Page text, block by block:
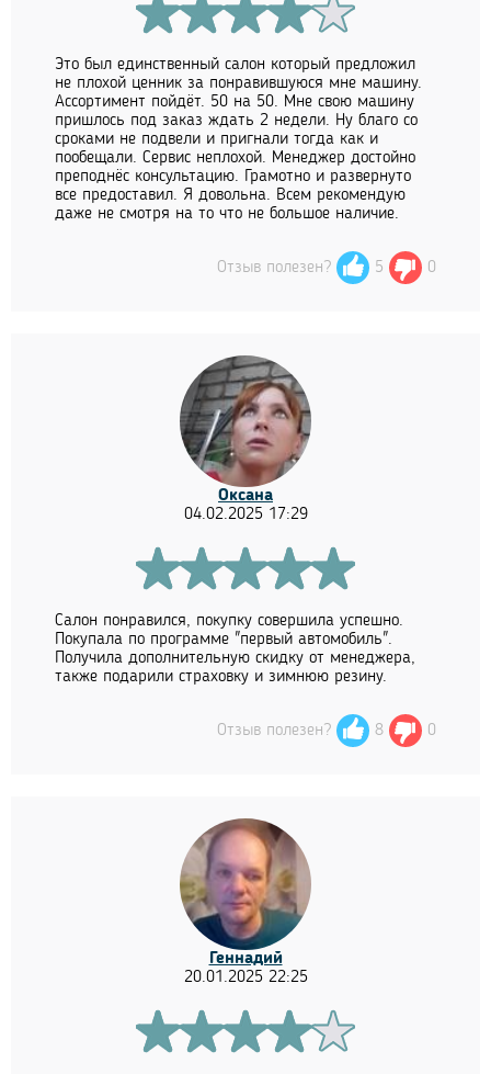
Это был единственный салон который предложил
не плохой ценник за понравившуюся мне машину.
Ассортимент пойдёт. 50 на 50. Мне свою машину
пришлось под заказ ждать 2 недели. Ну благо со
сроками не подвели и пригнали тогда как и
пообещали. Сервис неплохой. Менеджер достойно
преподнёс консультацию. Грамотно и развернуто
все предоставил. Я довольна. Всем рекомендую
даже не смотря на то что не большое наличие.
Отзыв полезен? 5 0
Оксана
04.02.2025 17:29
Салон понравился, покупку совершила успешно.
Покупала по программе "первый автомобиль".
Получила дополнительную скидку от менеджера,
также подарили страховку и зимнюю резину.
Отзыв полезен? 8 0
Геннадий
20.01.2025 22:25